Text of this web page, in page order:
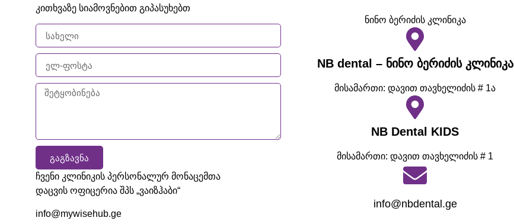
კითხვაზე სიამოვნებით გიპასუხებთ
ᲒᲐᲒᲖᲐᲕᲜᲐ
ჩვენი კლინიკის პერსონალურ მონაცემთა
დაცვის ოფიცერია შპს „ვაიზჰაბი“
info@mywisehub.ge
ნინო ბერიძის კლინიკა
NB dental – ნინო ბერიძის კლინიკა
მისამართი: დავით თავხელიძის # 1ა
NB Dental KIDS
მისამართი: დავით თავხელიძის # 1
info@nbdental.ge